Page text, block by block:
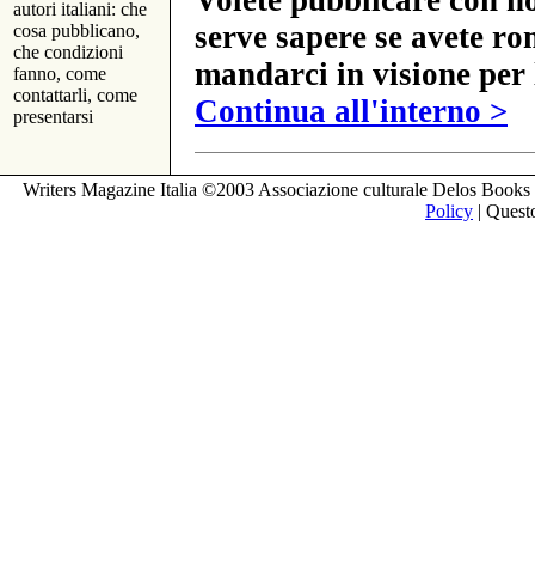
autori italiani: che
cosa pubblicano,
che condizioni
fanno, come
contattarli, come
presentarsi
serve sapere se avete
mandarci in visione
Continua all'interno >
Writers Magazine Italia ©2003 Associazione culturale Delos
Policy |